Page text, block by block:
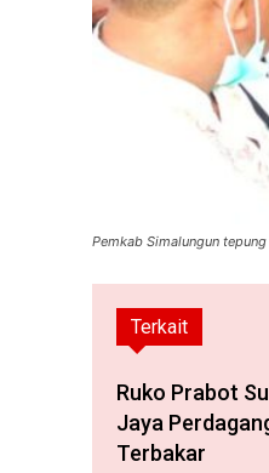
Pemkab Simalungun
Terkait
Ruko Prabot
Jaya
Terbakar